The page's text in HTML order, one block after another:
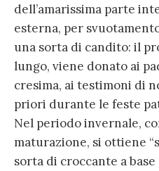
dell’amarissima parte
esterna, per
una sorta di candito: il
lungo, viene donato ai
cresima, ai testimoni di
priori durante le feste
Nel periodo invernale,
maturazione, si ottiene
sorta di croccante a